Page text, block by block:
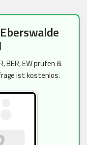
BER, EW prüfen &
ist kostenlos.